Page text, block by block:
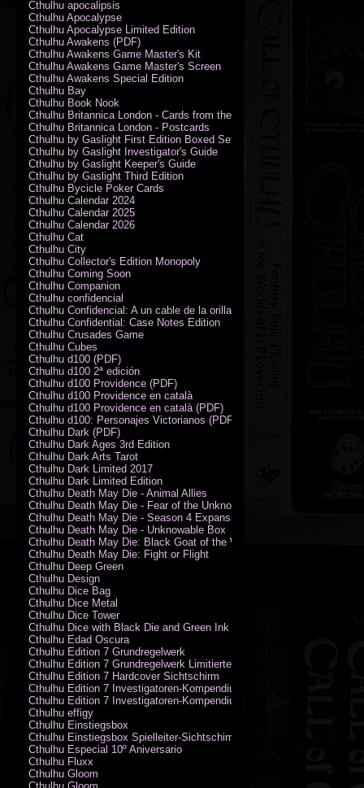
Cthulhu apocalipsis
Cthulhu Apocalypse
Cthulhu Apocalypse Limited Edition
Cthulhu Awakens (PDF)
Cthulhu Awakens Game Master's Kit
Cthulhu Awakens Game Master's Screen
Cthulhu Awakens Special Edition
Cthulhu Bay
Cthulhu Book Nook
Cthulhu Britannica London - Cards from the Smoke
Cthulhu Britannica London - Postcards
Cthulhu by Gaslight First Edition Boxed Set
Cthulhu by Gaslight Investigator's Guide
Cthulhu by Gaslight Keeper's Guide
Cthulhu by Gaslight Third Edition
Cthulhu Bycicle Poker Cards
Cthulhu Calendar 2024
Cthulhu Calendar 2025
Cthulhu Calendar 2026
Cthulhu Cat
Cthulhu City
Cthulhu Collector's Edition Monopoly
Cthulhu Coming Soon
Cthulhu Companion
Cthulhu confidencial
Cthulhu Confidencial: A un cable de la orilla (PDF)
Cthulhu Confidential: Case Notes Edition
Cthulhu Crusades Game
Cthulhu Cubes
Cthulhu d100 (PDF)
Cthulhu d100 2ª edición
Cthulhu d100 Providence (PDF)
Cthulhu d100 Providence en català
Cthulhu d100 Providence en català (PDF)
Cthulhu d100: Personajes Victorianos (PDF)
Cthulhu Dark (PDF)
Cthulhu Dark Ages 3rd Edition
Cthulhu Dark Arts Tarot
Cthulhu Dark Limited 2017
Cthulhu Dark Limited Edition
Cthulhu Death May Die - Animal Allies
Cthulhu Death May Die - Fear of the Unknown
Cthulhu Death May Die - Season 4 Expansion
Cthulhu Death May Die - Unknowable Box
Cthulhu Death May Die: Black Goat of the Woods
Cthulhu Death May Die: Fight or Flight
Cthulhu Deep Green
Cthulhu Design
Cthulhu Dice Bag
Cthulhu Dice Metal
Cthulhu Dice Tower
Cthulhu Dice with Black Die and Green Ink
Cthulhu Edad Oscura
Cthulhu Edition 7 Grundregelwerk
Cthulhu Edition 7 Grundregelwerk Limitierte Edition
Cthulhu Edition 7 Hardcover Sichtschirm
Cthulhu Edition 7 Investigatoren-Kompendium
Cthulhu Edition 7 Investigatoren-Kompendium Limitierte Edition
Cthulhu effigy
Cthulhu Einstiegsbox
Cthulhu Einstiegsbox Spielleiter-Sichtschirm
Cthulhu Especial 10º Aniversario
Cthulhu Fluxx
Cthulhu Gloom